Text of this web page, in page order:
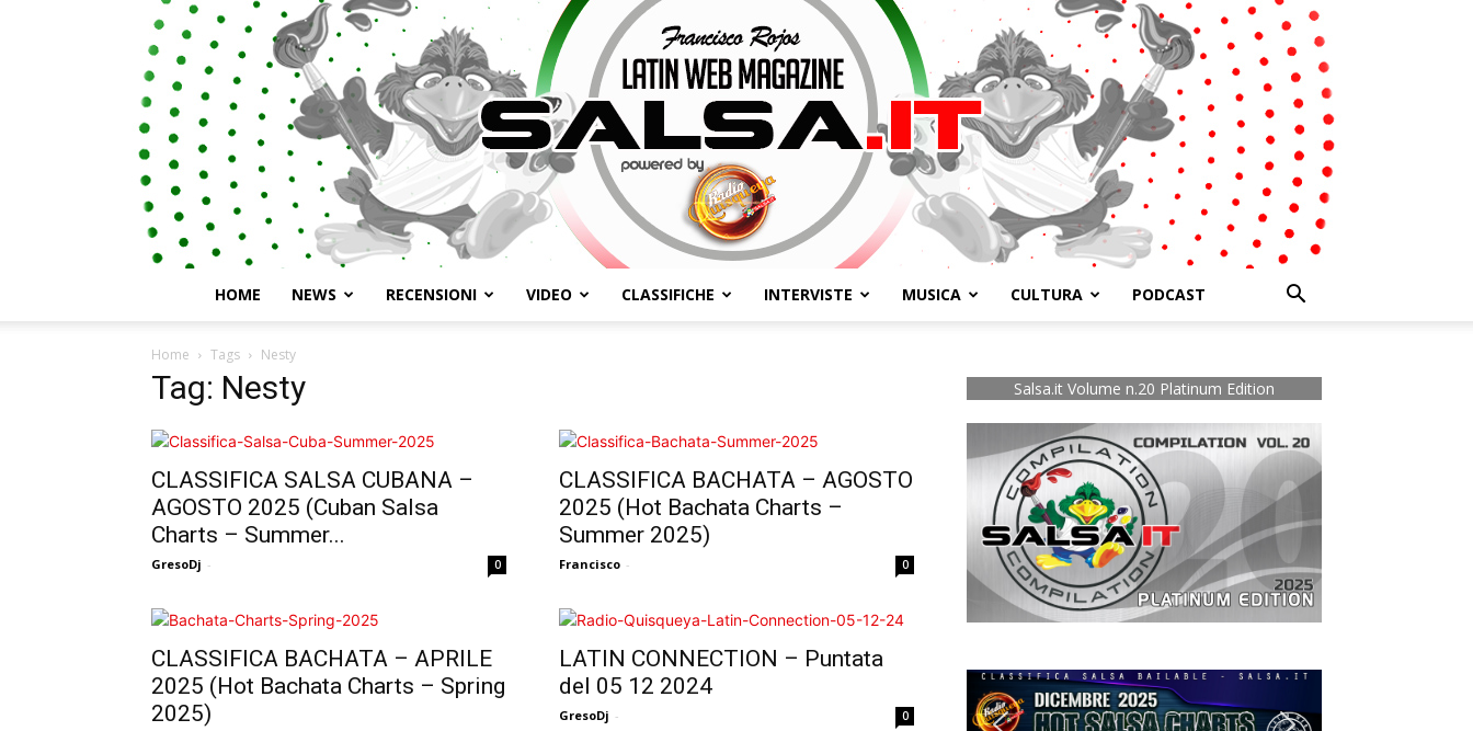
HOME NEWS RECENSIONI VIDEO CLASSIFICHE INTERVISTE MUSICA CULTURA PODCAST
Home Tags Nesty
Tag: Nesty
CLASSIFICA SALSA CUBANA –
AGOSTO 2025 (Cuban Salsa
Charts – Summer...
GresoDj - 0
CLASSIFICA BACHATA – AGOSTO
2025 (Hot Bachata Charts –
Summer 2025)
Francisco - 0
CLASSIFICA BACHATA – APRILE
2025 (Hot Bachata Charts – Spring
2025)
LATIN CONNECTION – Puntata
del 05 12 2024
GresoDj - 0
Salsa.it Volume n.20 Platinum Edition